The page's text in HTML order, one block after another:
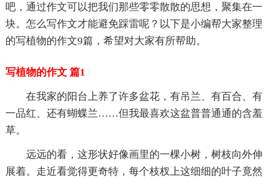
吧，通过作文可以把我们那些零零散散的思想，聚集在一
块。怎么写作文才能避免踩雷呢？以下是小编帮大家整理
的写植物的作文9篇，希望对大家有所帮助。
写植物的作文 篇1
在我家的阳台上养了许多盆花，有吊兰、有百合、有
一品红、还有蝴蝶兰……但我最喜欢这盆普普通通的含羞
草。
远远的看，这形状好像画里的一棵小树，树枝向外伸
展着。走近看觉得更奇特，每个枝杈上这细细的叶子竟然